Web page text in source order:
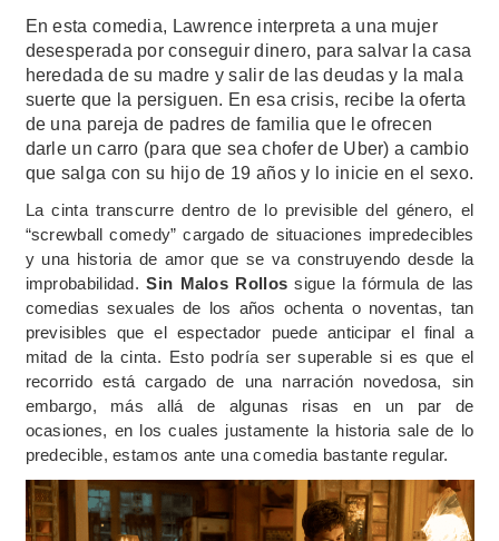
En esta comedia, Lawrence interpreta a una mujer
desesperada por conseguir dinero, para salvar la casa
heredada de su madre y salir de las deudas y la mala
suerte que la persiguen. En esa crisis, recibe la oferta
de una pareja de padres de familia que le ofrecen
darle un carro (para que sea chofer de Uber) a cambio
que salga con su hijo de 19 años y lo inicie en el sexo.
La cinta transcurre dentro de lo previsible del género, el
“screwball comedy” cargado de situaciones impredecibles
y una historia de amor que se va construyendo desde la
improbabilidad.Sin Malos Rollos sigue la fórmula de las
comedias sexuales de los años ochenta o noventas, tan
previsibles que el espectador puede anticipar el final a
mitad de la cinta. Esto podría ser superable si es que el
recorrido está cargado de una narración novedosa, sin
embargo, más allá de algunas risas en un par de
ocasiones, en los cuales justamente la historia sale de lo
predecible, estamos ante una comedia bastante regular.